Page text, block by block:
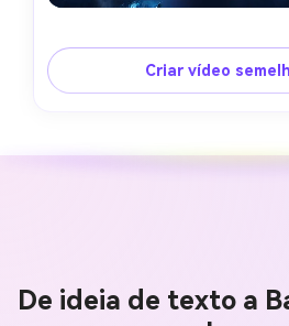
Criar vídeo
De ideia de texto a